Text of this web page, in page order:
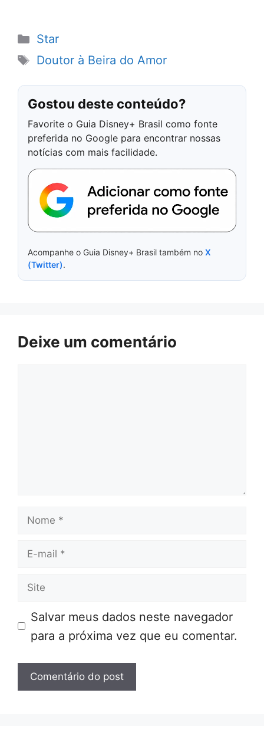
Categorias
Star
Tags
Doutor à Beira do Amor
Gostou deste conteúdo?
Favorite o Guia Disney+ Brasil como fonte
preferida no Google para encontrar nossas
notícias com mais facilidade.
Acompanhe o Guia Disney+ Brasil também no X
(Twitter).
Deixe um comentário
Nome
E-
Site
Salvar meus dados neste navegador
para a próxima vez que eu comentar.